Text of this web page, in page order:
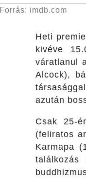
Forrás: imdb.com
Heti
kivéve
váratlanul
Alcock),
azután
Csak 25-
(feliratos
Karmapa